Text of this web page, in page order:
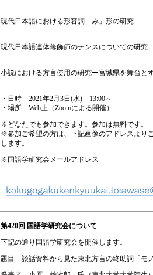
現代日本語における形容詞「み」形の研究
現代日本語連体修飾節のテンスについての研究
小説における方言使用の研究ー宮城県を舞台と
・日時 2021年2月 3日 (水) 13:00～
・場所 Web上（Zoomによる開催）
※どなたでも参加できます。参加は無料です。
※参加ご希望の方は、下記画像のアドレスより
します。
※国語学研究会メールアドレス
第420回 国語学研究会について
下記の通り 国語学研究会を開催します。
題目 談話資料から見た東北方言の終助詞「モ